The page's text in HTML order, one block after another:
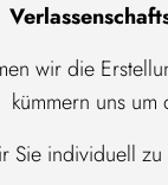
wir die
kümmern uns
Sie individuell